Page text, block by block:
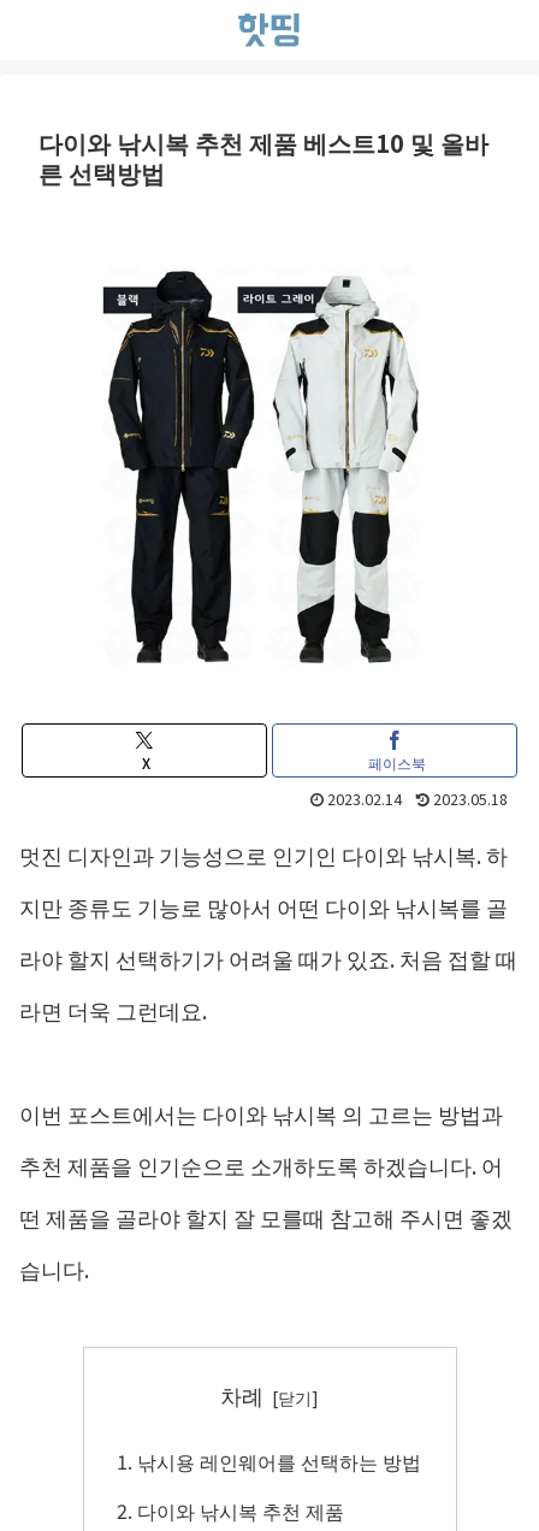
다이와 낚시복 추천 제품 베스트10 및 올바
른 선택방법
X 페이스북
2023.02.14 2023.05.18
멋진 디자인과 기능성으로 인기인 다이와 낚시복. 하
지만 종류도 기능로 많아서 어떤 다이와 낚시복를 골
라야 할지 선택하기가 어려울 때가 있죠. 처음 접할 때
라면 더욱 그런데요.
이번 포스트에서는 다이와 낚시복 의 고르는 방법과
추천 제품을 인기순으로 소개하도록 하겠습니다. 어
떤 제품을 골라야 할지 잘 모를때 참고해 주시면 좋겠
습니다.
차례
낚시용 레인웨어를 선택하는 방법
다이와 낚시복 추천 제품